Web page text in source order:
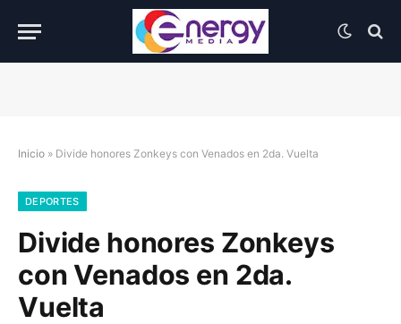
Inicio » Divide honores Zonkeys con Venados en 2da. Vuelta
DEPORTES
Divide honores Zonkeys
con Venados en 2da.
Vuelta